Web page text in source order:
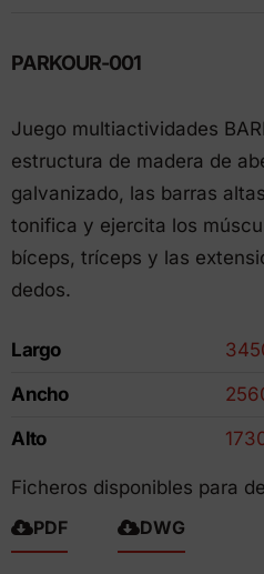
PARKOUR-001
Juego multiactividades
estructura de madera de
galvanizado, las barras
tonifica y ejercita los
bíceps, tríceps y las
dedos.
Largo
Ancho
Alto
Ficheros disponibles para
PDF
DWG